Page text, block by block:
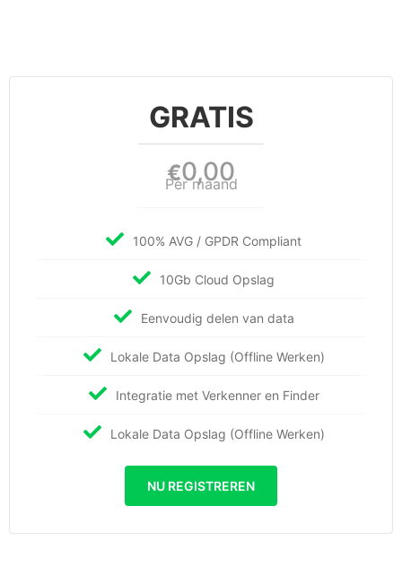
GRATIS
€0,00
Per maand
100% AVG / GPDR Compliant
10Gb Cloud Opslag
Eenvoudig delen van data
Lokale Data Opslag (Offline Werken)
Integratie met Verkenner en Finder
Lokale Data Opslag (Offline Werken)
NU REGISTREREN